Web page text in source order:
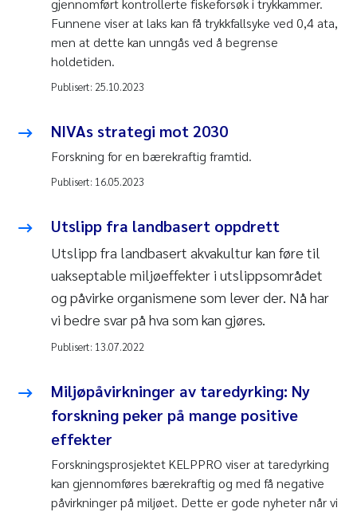
gjennomført kontrollerte fiskeforsøk i trykkammer.
Funnene viser at laks kan få trykkfallsyke ved 0,4 ata,
men at dette kan unngås ved å begrense
holdetiden.
Publisert: 25.10.2023
NIVAs strategi mot 2030
Forskning for en bærekraftig framtid.
Publisert: 16.05.2023
Utslipp fra landbasert oppdrett
Utslipp fra landbasert akvakultur kan føre til
uakseptable miljøeffekter i utslippsområdet
og påvirke organismene som lever der. Nå har
vi bedre svar på hva som kan gjøres.
Publisert: 13.07.2022
Miljøpåvirkninger av taredyrking: Ny
forskning peker på mange positive
effekter
Forskningsprosjektet KELPPRO viser at taredyrking
kan gjennomføres bærekraftig og med få negative
påvirkninger på miljøet. Dette er gode nyheter når vi